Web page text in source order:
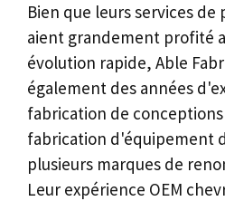
Bien que leurs services
aient grandement profité
évolution rapide, Able
également des années
fabrication de
fabrication d'équipement
plusieurs marques de
Leur expérience OEM